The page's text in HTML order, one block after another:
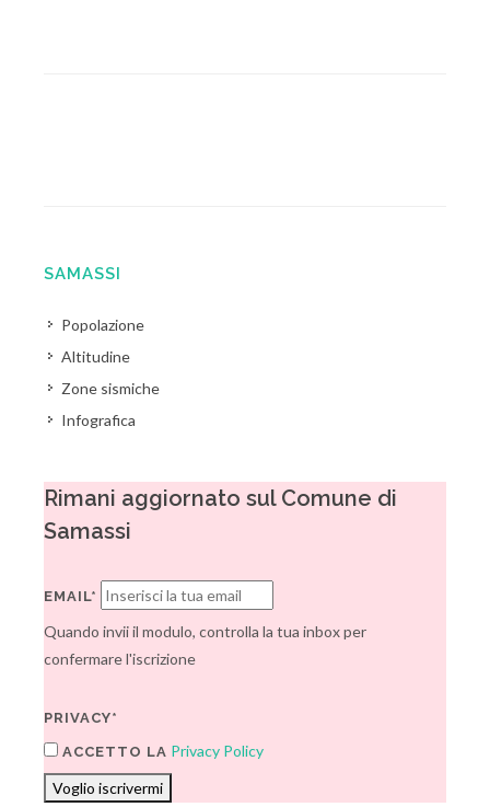
SAMASSI
Popolazione
Altitudine
Zone sismiche
Infografica
Rimani aggiornato sul Comune di
Samassi
EMAIL*
Quando invii il modulo, controlla la tua inbox per
confermare l'iscrizione
PRIVACY*
ACCETTO LA Privacy Policy
Voglio iscrivermi